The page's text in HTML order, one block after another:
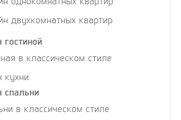
двухкомнатных квартир
гостиной
в классическом стиле
кухни
спальни
в классическом стиле